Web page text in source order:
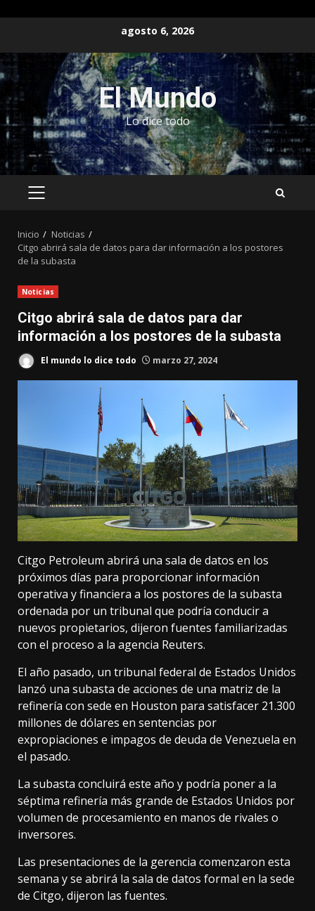
contenido
agosto 6, 2026
El Mundo
Lo dice todo
MENÚ
Inicio
Noticias
Citgo abrirá sala de datos para dar información a los postores
de la subasta
Noticias
Citgo abrirá sala de datos para dar
información a los postores de la subasta
El mundo lo dice todo marzo 27, 2024
Citgo Petroleum abrirá una sala de datos en los
próximos días para proporcionar información
operativa y financiera a los postores de la subasta
ordenada por un tribunal que podría conducir a
nuevos propietarios, dijeron fuentes familiarizadas
con el proceso a la agencia Reuters.
El año pasado, un tribunal federal de Estados Unidos
lanzó una subasta de acciones de una matriz de la
refinería con sede en Houston para satisfacer 21.300
millones de dólares en sentencias por
expropiaciones e impagos de deuda de Venezuela en
el pasado.
La subasta concluirá este año y podría poner a la
séptima refinería más grande de Estados Unidos por
volumen de procesamiento en manos de rivales o
inversores.
Las presentaciones de la gerencia comenzaron esta
semana y se abrirá la sala de datos formal en la sede
de Citgo, dijeron las fuentes.